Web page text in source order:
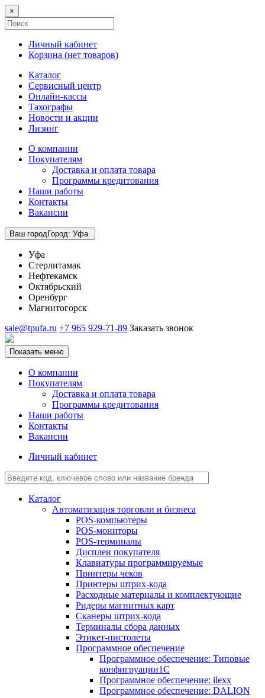
×
Личный кабинет
Корзина (нет товаров)
Каталог
Сервисный центр
Онлайн-кассы
Тахографы
Новости и акции
Лизинг
О компании
Покупателям
Доставка и оплата товара
Программы кредитования
Наши работы
Контакты
Вакансии
Ваш городГород: Уфа
Уфа
Стерлитамак
Нефтекамск
Октябрьский
Оренбург
Магнитогорск
sale@tpufa.ru +7 965 929-71-89 Заказать звонок
Показать меню
О компании
Покупателям
Доставка и оплата товара
Программы кредитования
Наши работы
Контакты
Вакансии
Личный кабинет
Каталог
Автоматизация торговли и бизнеса
POS-компьютеры
POS-мониторы
POS-терминалы
Дисплеи покупателя
Клавиатуры программируемые
Принтеры чеков
Принтеры штрих-кода
Расходные материалы и комплектующие
Ридеры магнитных карт
Сканеры штрих-кода
Терминалы сбора данных
Этикет-пистолеты
Программное обеспечение
Программное обеспечение: Типовые
конфигруации1С
Программное обеспечение: ilexx
Программное обеспечение: DALION